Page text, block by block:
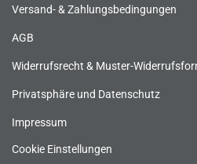
Versand- & Zahlungsbedingungen
AGB
Widerrufsrecht & Muster-
Privatsphäre und Datenschutz
Impressum
Cookie Einstellungen